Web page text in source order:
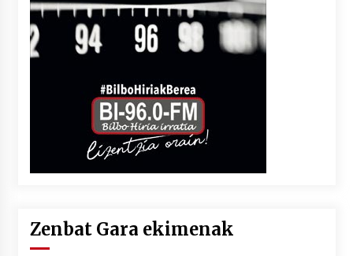
Zenbat Gara ekimenak